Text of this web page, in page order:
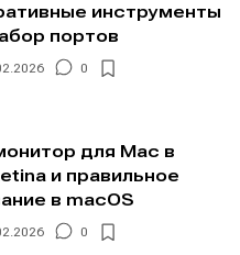
инструменты
портов
0
для Mac в
и правильное
в macOS
0